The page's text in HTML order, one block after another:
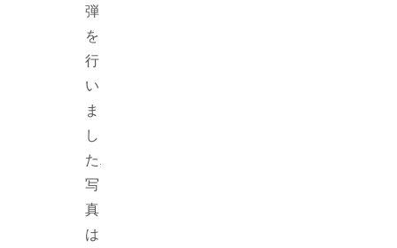
弾
を
行
い
ま
し
た.
写
真
は